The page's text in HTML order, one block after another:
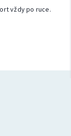
vždy po ruce.